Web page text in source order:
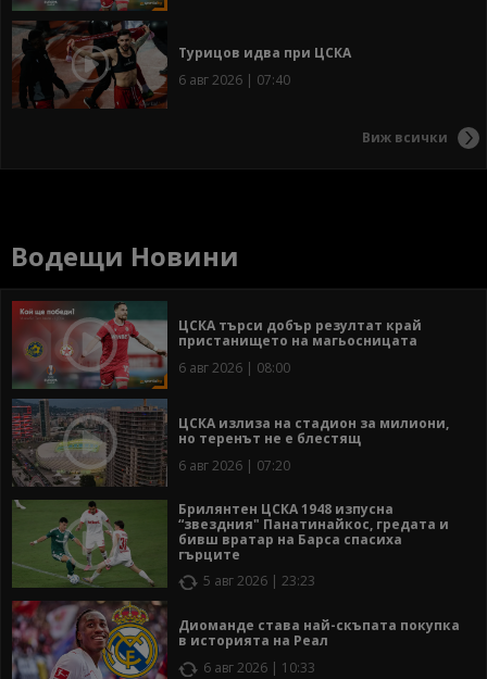
Турицов идва при ЦСКА
6 авг 2026 | 07:40
Виж всички
Водещи Новини
ЦСКА търси добър резултат край
пристанището на магьосницата
6 авг 2026 | 08:00
ЦСКА излиза на стадион за милиони,
но теренът не е блестящ
6 авг 2026 | 07:20
Брилянтен ЦСКА 1948 изпусна
“звездния" Панатинайкос, гредата и
бивш вратар на Барса спасиха
гърците
5 авг 2026 | 23:23
Диоманде става най-скъпата покупка
в историята на Реал
6 авг 2026 | 10:33